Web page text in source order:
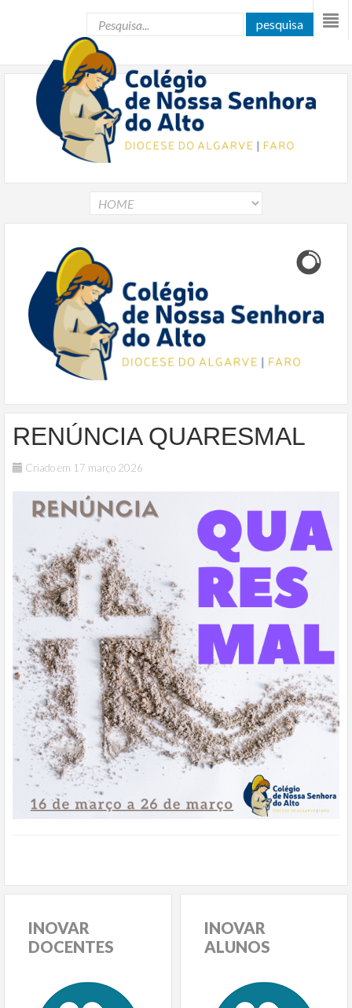
pesquisa
RENÚNCIA QUARESMAL
Criado em 17 março 2026
INOVAR
DOCENTES
INOVAR
ALUNOS